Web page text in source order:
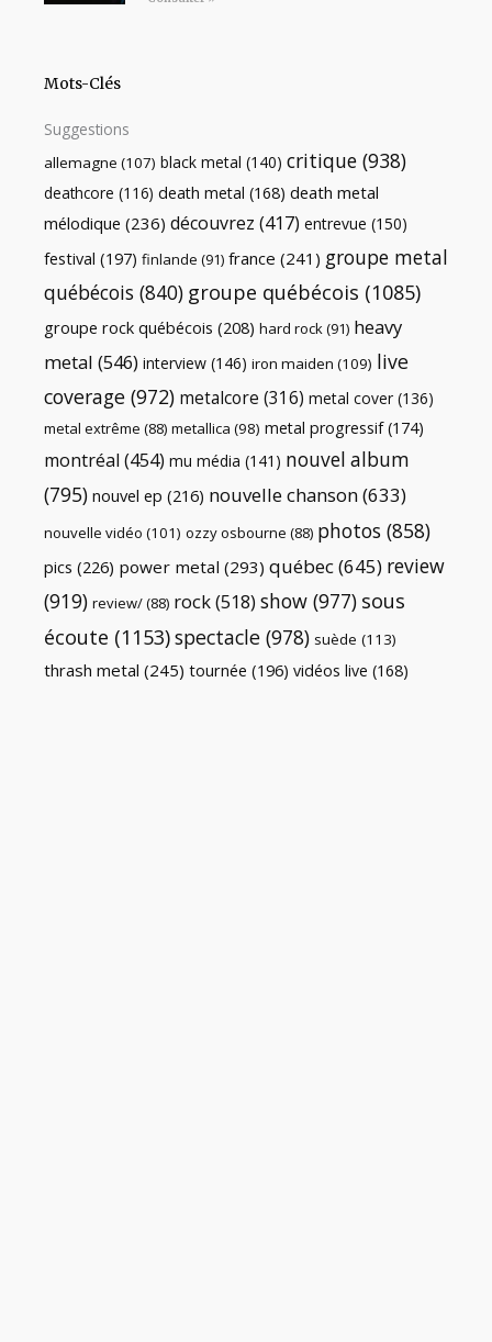
Mots-Clés
Suggestions
allemagne (107) black metal (140) critique (938)
deathcore (116) death metal (168) death metal
mélodique (236) découvrez (417) entrevue (150)
festival (197) finlande (91) france (241) groupe metal
québécois (840) groupe québécois (1085)
groupe rock québécois (208) hard rock(91) heavy
metal (546) interview (146) iron maiden (109) live
coverage (972) metalcore (316) metal cover (136)
metal extrême (88) metallica (98) metal progressif(174)
montréal (454) mu média (141) nouvel album
(795) nouvel ep (216) nouvelle chanson(633)
nouvelle vidéo (101) ozzy osbourne (88) photos (858)
pics (226) power metal (293) québec(645) review
(919) review/(88) rock(518) show (977) sous
écoute (1153)spectacle (978) suède (113)
thrash metal (245) tournée (196) vidéos live (168)